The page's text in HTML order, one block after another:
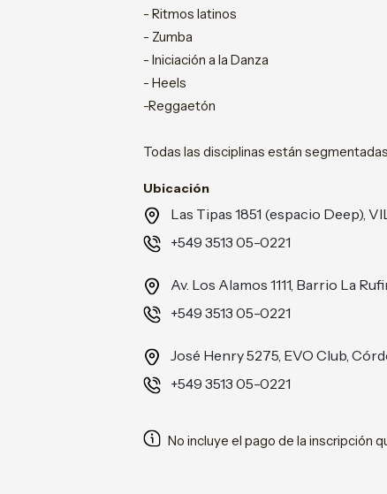
- Ritmos latinos
- Zumba
- Iniciación a la Danza
- Heels
-Reggaetón
Todas las disciplinas están
Ubicación
Las Tipas 1851 (espacio Deep),
+549 3513 05-0221
Av. Los Alamos 1111, Barrio La
+549 3513 05-0221
José Henry 5275, EVO Club,
+549 3513 05-0221
No incluye el pago de la inscripción